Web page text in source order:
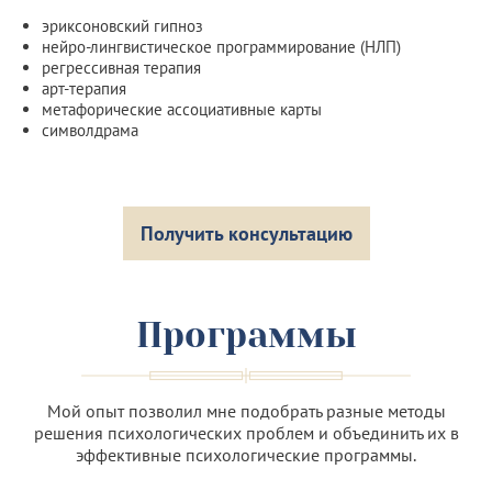
эриксоновский гипноз
нейро-лингвистическое программирование (НЛП)
регрессивная терапия
арт-терапия
метафорические ассоциативные карты
символдрама
Получить консультацию
Программы
Мой опыт позволил мне подобрать разные методы
решения психологических проблем и объединить их в
эффективные психологические программы.